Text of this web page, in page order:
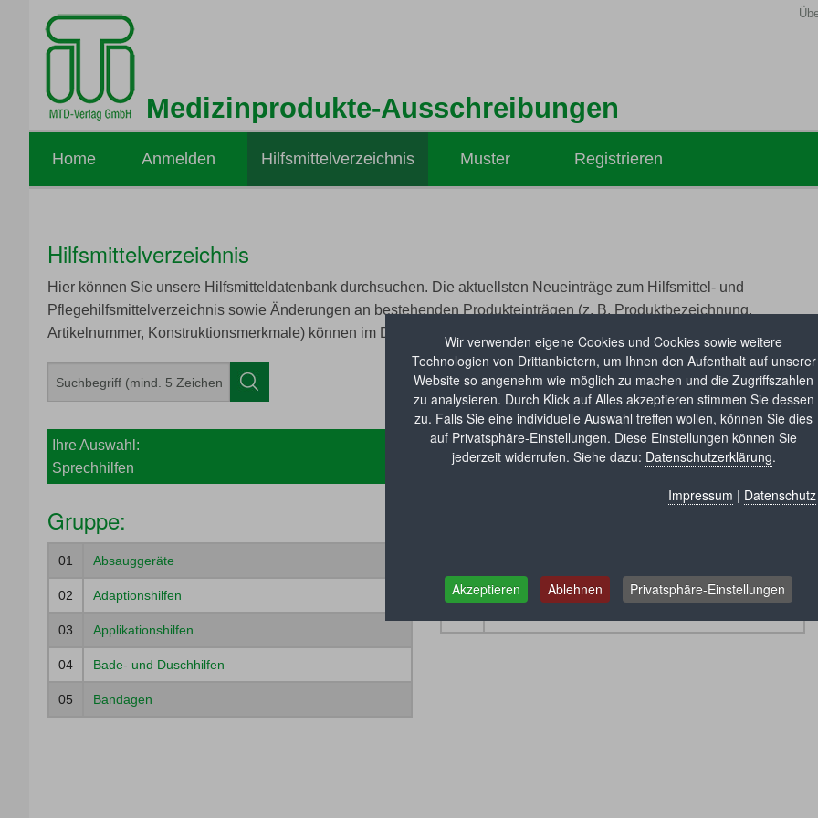
Wir verwenden eigene Cookies und Cookies sowie weitere
Technologien von Drittanbietern, um Ihnen den Aufenthalt auf unserer
Website so angenehm wie möglich zu machen und die Zugriffszahlen
zu analysieren. Durch Klick auf Alles akzeptieren stimmen Sie dessen
zu. Falls Sie eine individuelle Auswahl treffen wollen, können Sie dies
auf Privatsphäre-Einstellungen. Diese Einstellungen können Sie
jederzeit widerrufen. Siehe dazu: Datenschutzerklärung.
Impressum | Datenschutz
Akzeptieren Ablehnen Privatsphäre-Einstellungen
Medizinprodukte-Ausschreibungen
Home Anmelden Hilfsmittelverzeichnis Muster
Hilfsmittel-Vertragsabsichten
Registrieren
Hilfsmittelverzeichnis
Hier können Sie unsere Hilfsmitteldatenbank durchsuchen. Die aktuellsten Neueinträge zum Hilfsmittel- und
Pflegehilfsmittelverzeichnis sowie Änderungen an bestehenden Produkteinträgen (z. B. Produktbezeichnung,
Artikelnummer, Konstruktionsmerkmale) können im Detail beim
Ihre Auswahl:
Sprechhilfen
Gruppe:
01 Absauggeräte
02 Adaptionshilfen
03 Applikationshilfen
04 Bade- und Duschhilfen
05 Bandagen